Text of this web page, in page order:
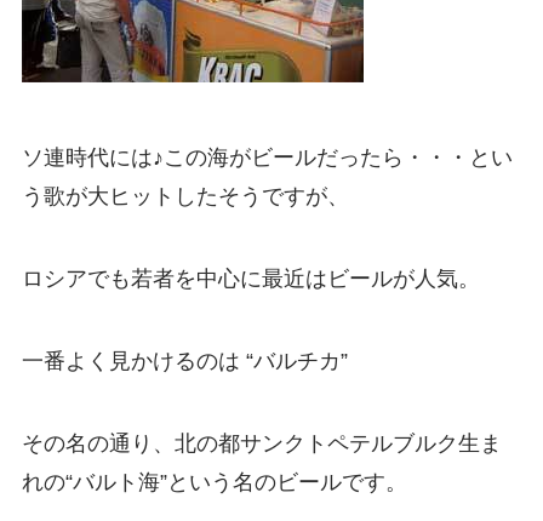
ソ連時代には♪この海がビールだったら・・・とい
う歌が大ヒットしたそうですが、
ロシアでも若者を中心に最近はビールが人気。
一番よく見かけるのは “バルチカ”
その名の通り、北の都サンクトペテルブルク生ま
れの“バルト海”という名のビールです。